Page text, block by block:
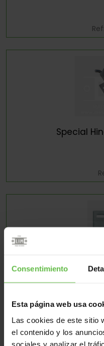
Consentimiento
Esta página web usa
Las cookies de este sitio
el contenido y los
sociales y analizar el
Special